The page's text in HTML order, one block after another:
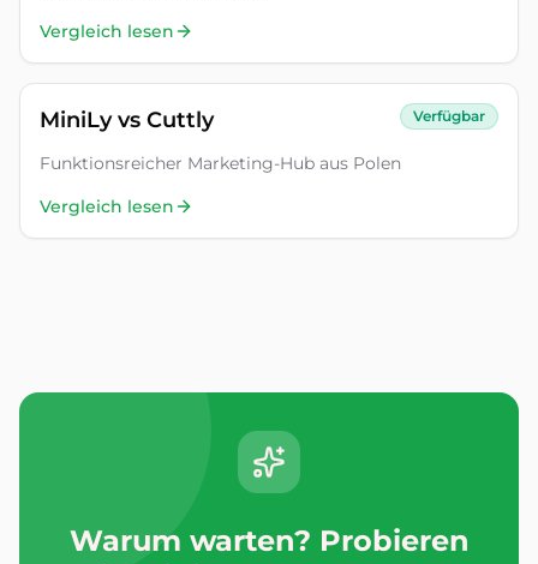
Vergleich lesen
MiniLy vs Cuttly Verfügbar
Funktionsreicher Marketing-Hub aus Polen
Vergleich lesen
Warum warten? Probieren